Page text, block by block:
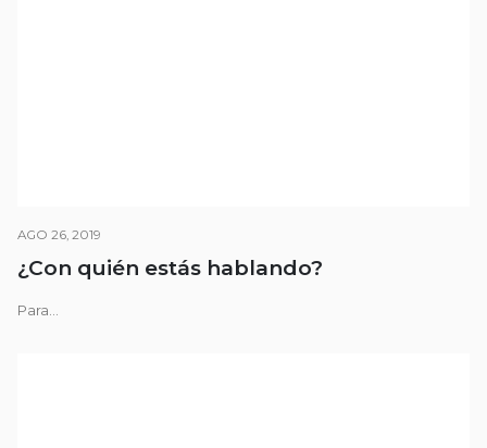
AGO 26, 2019
¿Con quién estás hablando?
Para...